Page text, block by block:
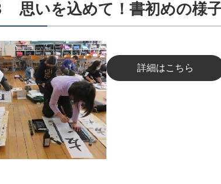
思いを込めて！書初めの様
詳細はこちら